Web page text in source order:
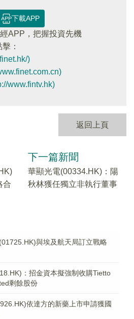
下載APP
APP，把握投資先機
：
)
www.fintv.hk)
返回上頁
合
下一篇新聞
華顯光電(00334.HK)：陽
秋林獲任獨立非執行董事
與埃及航天局訂立戰略
：招金資本擬強制收購Tietto
剩餘股份
依達方的新藥上市申請獲國